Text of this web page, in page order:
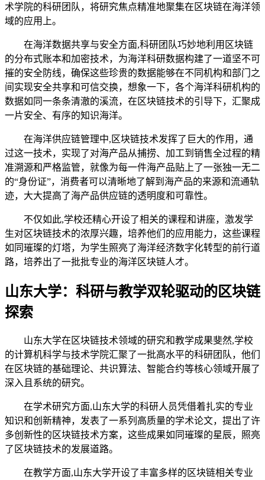
术学院的科研团队，将研究焦点精准地聚集在区块链在海洋领
域的应用上。
在海洋数据共享与安全方面,科研团队巧妙地利用区块链
的分布式账本和加密技术，为海洋科研数据构建了一道坚不可
摧的安全防线，确保这些珍贵的数据能够在不同机构和部门之
间实现安全共享和可信交换，想象一下，各个海洋科研机构的
数据如同一条条清澈的溪流，在区块链技术的引导下，汇聚成
一片安全、有序的知识海洋。
在海洋供应链管理中,区块链技术发挥了巨大的作用，通
过这一技术，实现了对海产品从捕捞、加工到销售全过程的精
准溯源和严格监管，就像为每一件海产品贴上了一张独一无二
的“身份证”，消费者可以清晰地了解到海产品的来源和流通轨
迹，大大提高了海产品供应链的透明度和可靠性。
不仅如此,学校还精心开设了相关的课程和讲座，激发学
生对区块链技术的浓厚兴趣，培养他们的应用能力，这些课程
如同璀璨的灯塔，为学生照亮了海洋经济数字化转型的前行道
路，培养出了一批批专业的海洋区块链人才。
山东大学：科研与教学双轮驱动的区块链
探索
山东大学在区块链技术领域的研究和教学成果斐然,学校
的计算机科学与技术学院汇聚了一批高水平的科研团队，他们
在区块链的基础理论、共识算法、智能合约等核心领域开展了
深入且系统的研究。
在学术研究方面,山东大学的科研人员凭借着扎实的专业
知识和创新精神，发表了一系列高质量的学术论文，提出了许
多创新性的区块链技术方案，这些成果如同璀璨的星辰，照亮
了区块链技术的发展道路。
在教学方面,山东大学开设了丰富多样的区块链相关专业